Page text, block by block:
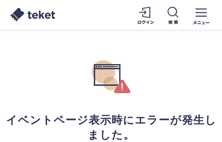
イベントページ表示時にエラーが発生し
ました。